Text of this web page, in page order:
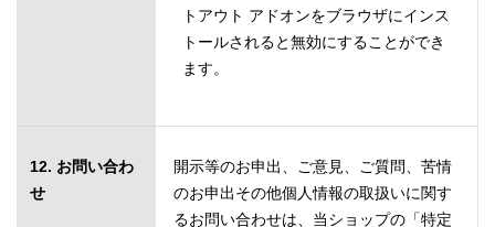
トアウト アドオンをブラウザにインス
トールされると無効にすることができ
ます。
12. お問い合わ
せ
開示等のお申出、ご意見、ご質問、苦情
のお申出その他個人情報の取扱いに関す
るお問い合わせは、当ショップの「特定